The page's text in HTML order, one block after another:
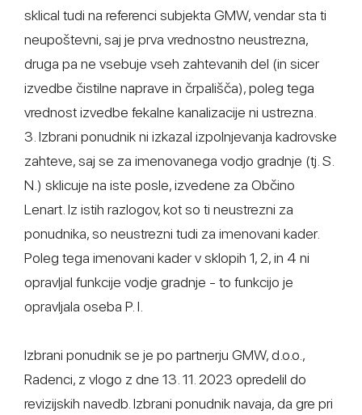
sklical tudi na referenci subjekta GMW, vendar sta ti
neupoštevni, saj je prva vrednostno neustrezna,
druga pa ne vsebuje vseh zahtevanih del (in sicer
izvedbe čistilne naprave in črpališča), poleg tega
vrednost izvedbe fekalne kanalizacije ni ustrezna.
3. Izbrani ponudnik ni izkazal izpolnjevanja kadrovske
zahteve, saj se za imenovanega vodjo gradnje (tj. S.
N.) sklicuje na iste posle, izvedene za Občino
Lenart. Iz istih razlogov, kot so ti neustrezni za
ponudnika, so neustrezni tudi za imenovani kader.
Poleg tega imenovani kader v sklopih 1, 2, in 4 ni
opravljal funkcije vodje gradnje - to funkcijo je
opravljala oseba P. I.
Izbrani ponudnik se je po partnerju GMW, d.o.o.,
Radenci, z vlogo z dne 13. 11. 2023 opredelil do
revizijskih navedb. Izbrani ponudnik navaja, da gre pri